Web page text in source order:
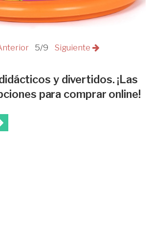
5/9 Siguiente
y divertidos. ¡Las
para comprar online!